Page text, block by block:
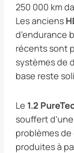
250 000 km
Les anciens
d’endurance
récents sont
systèmes de
base reste
Le 1.2
souffert
problèmes
produites à